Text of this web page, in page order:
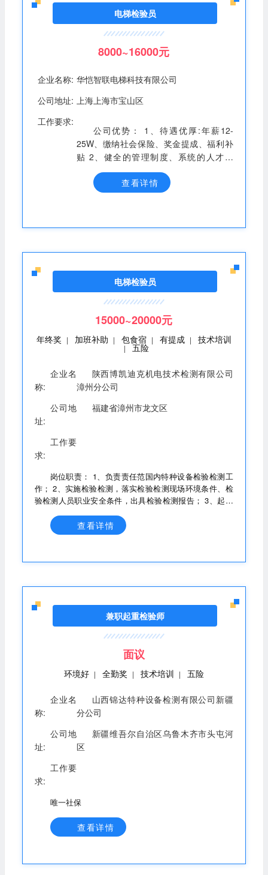
电梯检验员
8000~16000元
企业名称: 华恺智联电梯科技有限公司
公司地址: 上海上海市宝山区
工作要求:
公司优势： 1、待遇优厚:年薪12-
25W、缴纳社会保险、奖金提成、福利补
贴 2、健全的管理制度、系统的人才培
养、良好的晋升空间 岗位职责： 1、实施
现场检测工作，并对各项检测记录数据的
准确性负责; 2、根据检测情况出具报告;
3、大专及以上学历、理工科相关专业；
查看详情
电梯检验员
15000~20000元
年终奖 | 加班补助 | 包食宿 | 有提成 | 技术培训
| 五险
企业名
称:
陕西博凯迪克机电技术检测有限公司
漳州分公司
公司地
址:
福建省漳州市龙文区
工作要
求:
岗位职责： 1、负责责任范国内特种设备检验检测工
作； 2、实施检验检测，落实检验检测现场环境条件、检
验检测人员职业安全条件，出具检验检测报告； 3、起草
部门质量目标; 5、及时向相关部门通报工作隐患等有关信
息； 6、配合相关部门开展技术咨询服务； 7、负责制定
理评审； 9、制定仪器设备采购计划，参与仪器设备验
测业务收入的收缴； 11、组织检验检测记录的整理归档上
同。 任职要求：持有特种设备检验检测人员执业注册证
查看详情
兼职起重检验师
面议
环境好 | 全勤奖 | 技术培训 | 五险
企业名
称:
山西锦达特种设备检测有限公司新疆
分公司
公司地
址:
新疆维吾尔自治区乌鲁木齐市头屯河
区
工作要
求:
唯一社保
查看详情